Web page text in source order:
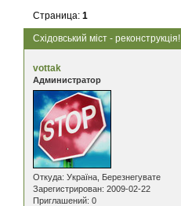
Східовський міст - реконструкція!
Страница:1
vottak
Администратор
Откуда: Україна, Березнегувате
Зарегистрирован: 2009-02-22
Приглашений: 0